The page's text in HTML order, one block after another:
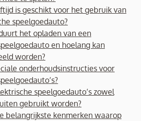
is geschikt voor het gebruik van
speelgoedauto?
het opladen van een
en hoelang kan
worden?
onderhoudsinstructies voor
speelgoedauto’s zowel
gebruikt worden?
belangrijkste kenmerken waarop